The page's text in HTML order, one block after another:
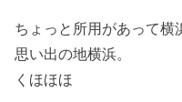
ちょっと所用があって横
思い出の地横浜。
くほほほ